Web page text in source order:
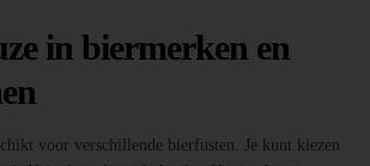
in biermerken en
voor verschillende bierfusten. Je kunt kiezen